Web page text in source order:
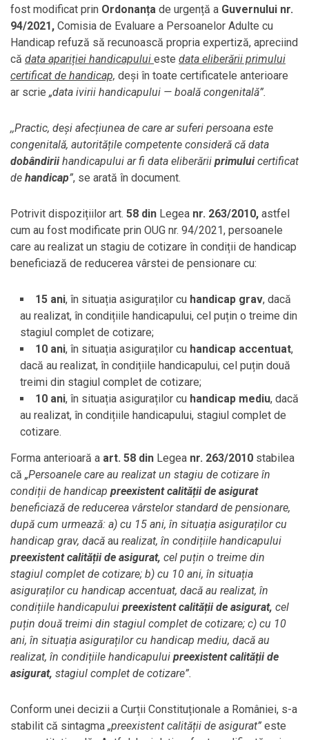
fost modificat prin Ordonanța de urgență a Guvernului nr.
94/2021, Comisia de Evaluare a Persoanelor Adulte cu
Handicap refuză să recunoască propria expertiză, apreciind
că data apariției handicapului este data eliberării primului
certificat de handicap, deși în toate certificatele anterioare
ar scrie „data ivirii handicapului — boală congenitală”.
,,Practic, deși afecțiunea de care ar suferi persoana este
congenitală, autoritățile competente consideră că data
dobândiriihandicapului ar fi data eliberării primuluicertificat
de handicap”, se arată în document.
Potrivit dispozițiilor art. 58 din Legea nr. 263/2010, astfel
cum au fost modificate prin OUG nr. 94/2021, persoanele
care au realizat un stagiu de cotizare în condiții de handicap
beneficiază de reducerea vârstei de pensionare cu:
15 ani, în situația asiguraților cu handicap grav, dacă
au realizat, în condițiile handicapului, cel puțin o treime din
stagiul complet de cotizare;
10 ani, în situația asiguraților cu handicap accentuat,
dacă au realizat, în condițiile handicapului, cel puțin două
treimi din stagiul complet de cotizare;
10 ani, în situația asiguraților cu handicap mediu, dacă
au realizat, în condițiile handicapului, stagiul complet de
cotizare.
Forma anterioară a art. 58 din Legea nr. 263/2010 stabilea
că „Persoanele care au realizat un stagiu de cotizare în
condiții de handicap preexistent calității de asigurat
beneficiază de reducerea vârstelor standard de pensionare,
după cum urmează: a) cu 15 ani, în situația asiguraților cu
handicap grav, dacă au realizat, în condițiile handicapului
preexistent calității de asigurat, cel puțin o treime din
stagiul complet de cotizare; b) cu 10 ani, în situația
asiguraților cu handicap accentuat, dacă au realizat, în
condițiile handicapului preexistent calității de asigurat, cel
puțin două treimi din stagiul complet de cotizare; c) cu 10
ani, în situația asiguraților cu handicap mediu, dacă au
realizat, în condițiile handicapului preexistent calității de
asigurat, stagiul complet de cotizare”.
Conform unei decizii a Curții Constituționale a României, s-a
stabilit că sintagma „preexistent calității de asigurat” este